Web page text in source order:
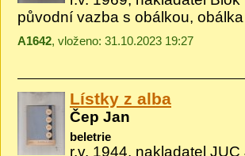
původní vazba s obálkou,
A1642, vloženo: 31.10.2023 19:27
Lístky z alba
Čep Jan
beletrie
r.v. 1944, nakladatel